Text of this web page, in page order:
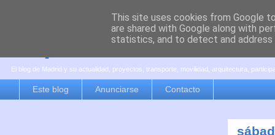
es por madrid
El blog de Madrid y su actualidad, proyectos, transporte, movilidad, arquitectura,
Este blog Anunciarse Contacto
This site uses cookies from Google
are shared with Google along with
statistics, and to detect and address